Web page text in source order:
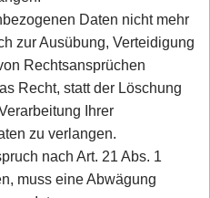
Daten nicht mehr
zur Ausübung, Verteidigung
Rechtsansprüchen
Recht, statt der Löschung
Ihrer
zu verlangen.
nach Art. 21 Abs. 1
muss eine Abwägung